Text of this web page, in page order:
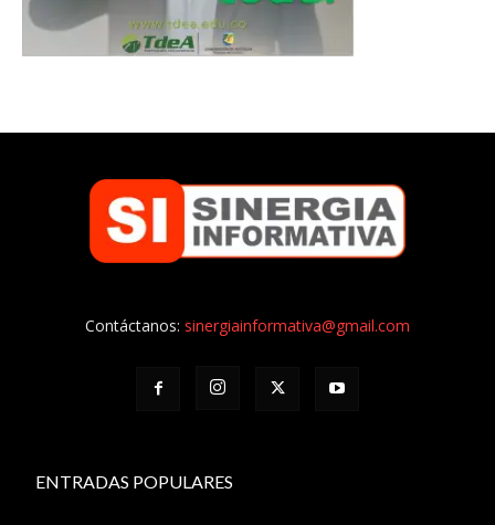
Contáctanos: sinergiainformativa@gmail.com
ENTRADAS POPULARES